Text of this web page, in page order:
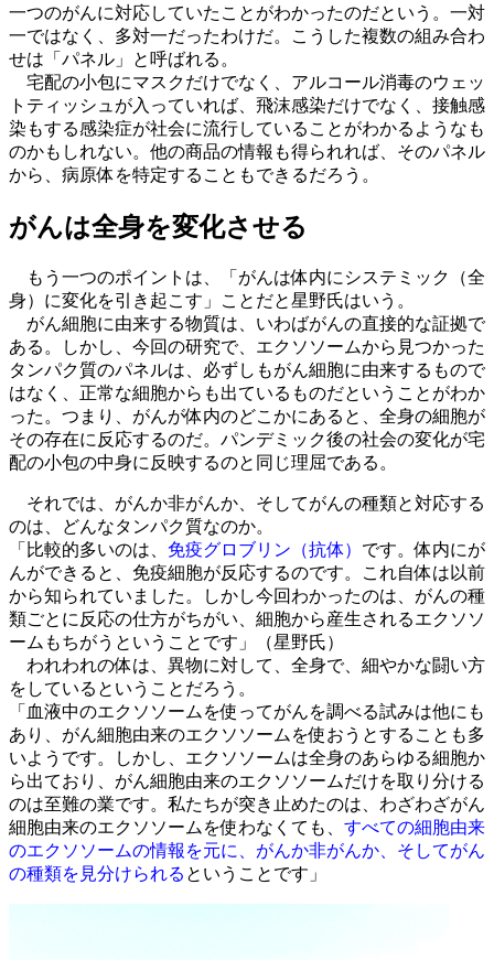
一つのがんに対応していたことがわかったのだという。一対
一ではなく、多対一だったわけだ。こうした複数の組み合わ
せは「パネル」と呼ばれる。
宅配の小包にマスクだけでなく、アルコール消毒のウェッ
トティッシュが入っていれば、飛沫感染だけでなく、接触感
染もする感染症が社会に流行していることがわかるようなも
のかもしれない。他の商品の情報も得られれば、そのパネル
から、病原体を特定することもできるだろう。
がんは全身を変化させる
もう一つのポイントは、「がんは体内にシステミック（全
身）に変化を引き起こす」ことだと星野氏はいう。
がん細胞に由来する物質は、いわばがんの直接的な証拠で
ある。しかし、今回の研究で、エクソソームから見つかった
タンパク質のパネルは、必ずしもがん細胞に由来するもので
はなく、正常な細胞からも出ているものだということがわか
った。つまり、がんが体内のどこかにあると、全身の細胞が
その存在に反応するのだ。パンデミック後の社会の変化が宅
配の小包の中身に反映するのと同じ理屈である。
それでは、がんか非がんか、そしてがんの種類と対応する
のは、どんなタンパク質なのか。
「比較的多いのは、 免疫グロブリン（抗体） です。体内にが
んができると、免疫細胞が反応するのです。これ自体は以前
から知られていました。しかし今回わかったのは、がんの種
類ごとに反応の仕方がちがい、細胞から産生されるエクソソ
ームもちがうということです」（星野氏）
われわれの体は、異物に対して、全身で、細やかな闘い方
をしているということだろう。
「⾎液中のエクソソームを使ってがんを調べる試みは他にも
あり、がん細胞由来のエクソソームを使おうとすることも多
いようです。しかし、エクソソームは全身のあらゆる細胞か
ら出ており、がん細胞由来のエクソソームだけを取り分ける
のは⾄難の業です。私たちが突き止めたのは、わざわざがん
細胞由来のエクソソームを使わなくても、 すべての細胞由来
のエクソソームの情報を元に、がんか非がんか、そしてがん
の種類を見分けられる ということです」